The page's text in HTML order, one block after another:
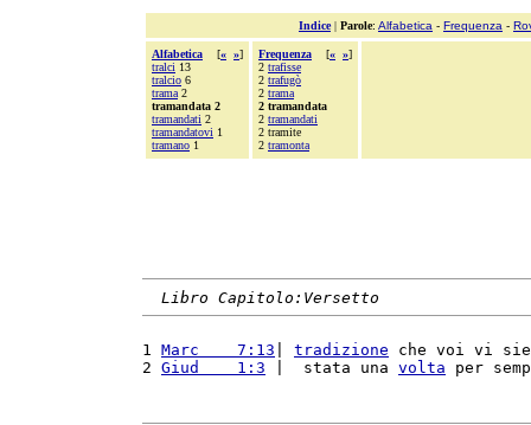
Indice| Parole: Alfabetica - Frequenza -
Alfabetica [« »]
tralci 13
tralcio 6
trama 2
tramandata 2
tramandati 2
tramandatovi 1
tramano 1
Frequenza [« »]
2 trafisse
2 trafugò
2 trama
2 tramandata
2 tramandati
2 tramite
2 tramonta
Libro Capitolo:Versetto
1 Marc    7:13 tradizione che voi vi
2 Giud    1:3 |  stata una volta per